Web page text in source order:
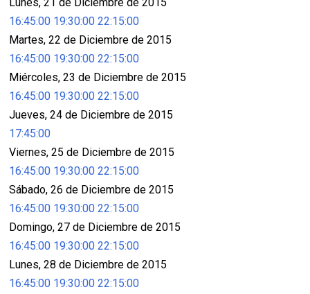
16:45:00 19:30:0022:15:00
Martes, 22 de Diciembre de 2015
16:45:00 19:30:0022:15:00
Miércoles, 23 de Diciembre de 2015
16:45:00 19:30:0022:15:00
Jueves, 24 de Diciembre de 2015
17:45:00
Viernes, 25 de Diciembre de 2015
16:45:00 19:30:0022:15:00
Sábado, 26 de Diciembre de 2015
16:45:00 19:30:0022:15:00
Domingo, 27 de Diciembre de 2015
16:45:00 19:30:0022:15:00
Lunes, 28 de Diciembre de 2015
16:45:00 19:30:0022:15:00